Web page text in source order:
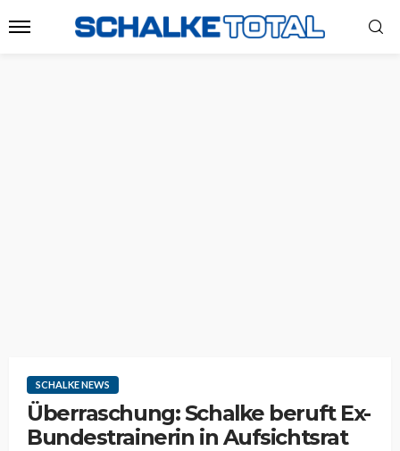
SCHALKE NEWS
Überraschung: Schalke beruft Ex-
Bundestrainerin in Aufsichtsrat